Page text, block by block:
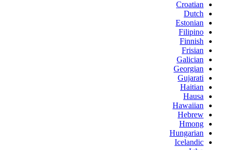
Croatian
Dutch
Estonian
Filipino
Finnish
Frisian
Galician
Georgian
Gujarati
Haitian
Hausa
Hawaiian
Hebrew
Hmong
Hungarian
Icelandic